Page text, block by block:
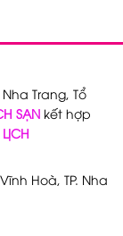
Trang, Tổ
SẠN kết hợp
Hoà, TP. Nha